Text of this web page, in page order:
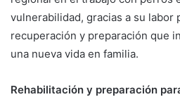
vulnerabilidad, gracias a su labor
recuperación y preparación que
una nueva vida en familia.
Rehabilitación y preparación